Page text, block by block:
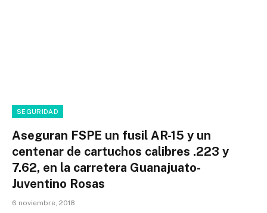
SEGURIDAD
Aseguran FSPE un fusil AR-15 y un
centenar de cartuchos calibres .223 y
7.62, en la carretera Guanajuato-
Juventino Rosas
6 noviembre, 2018